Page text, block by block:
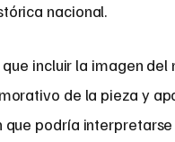
nacional.
incluir la imagen
de la pieza y
podría